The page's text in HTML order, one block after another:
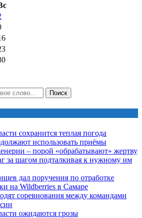
Поиск
сохранится теплая погода
использовать приёмы
– порой «обрабатывают» жертву
за шагом подталкивая к нужному им
дал поручения по отработке
на Wildberries в Самаре
соревнования между командами
ожидаются грозы